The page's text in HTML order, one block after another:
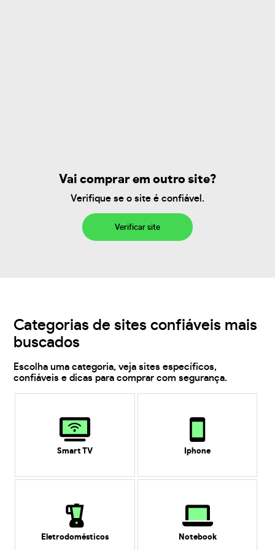
Vai comprar em outro site?
Verifique se o site é confiável.
Verificar site
Categorias de sites confiáveis mais
buscados
Escolha uma categoria, veja sites específicos,
confiáveis e dicas para comprar com segurança.
Smart TV Iphone
Eletrodomésticos Notebook